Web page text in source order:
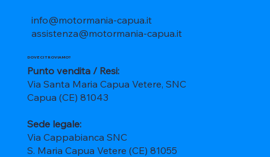
info@motormania-capua.it
assistenza@motormania-capua.it
DOVE CI TROVIAMO?
Punto vendita / Resi:
Via Santa Maria Capua Vetere, SNC
Capua (CE) 81043
Sede legale:
Via Cappabianca SNC
S. Maria Capua Vetere (CE) 81055